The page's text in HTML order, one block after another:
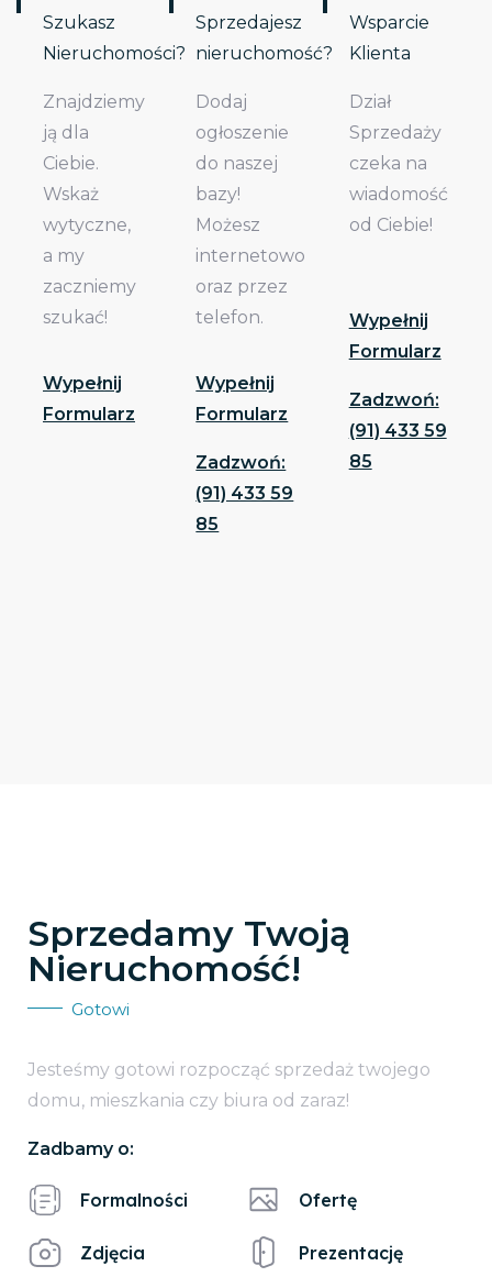
Szukasz
Nieruchomości?
Znajdziemy
ją dla
Ciebie.
Wskaż
wytyczne,
a my
zaczniemy
szukać!
Wypełnij
Formularz
Sprzedajesz
nieruchomość?
Dodaj
ogłoszenie
do naszej
bazy!
Możesz
internetowo
oraz przez
telefon.
Wypełnij
Formularz
Zadzwoń:
(91) 433 59
85
Wsparcie
Klienta
Dział
Sprzedaży
czeka na
wiadomość
od Ciebie!
Wypełnij
Formularz
Zadzwoń:
(91) 433 59
85
Sprzedamy Twoją
Nieruchomość!
Gotowi
Jesteśmy gotowi rozpocząć sprzedaż twojego
domu, mieszkania czy biura od zaraz!
Zadbamy o:
Formalności
Zdjęcia
Ofertę
Prezentację